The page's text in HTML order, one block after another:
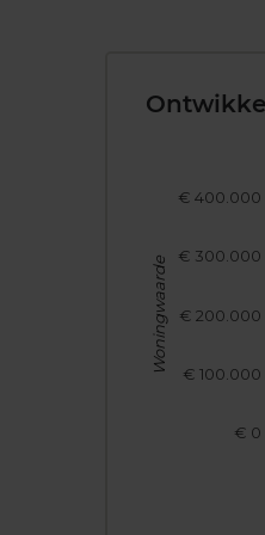
€ 0
€ 100.000
€ 200.000
€ 300.000
€ 400.000
Woningwaarde